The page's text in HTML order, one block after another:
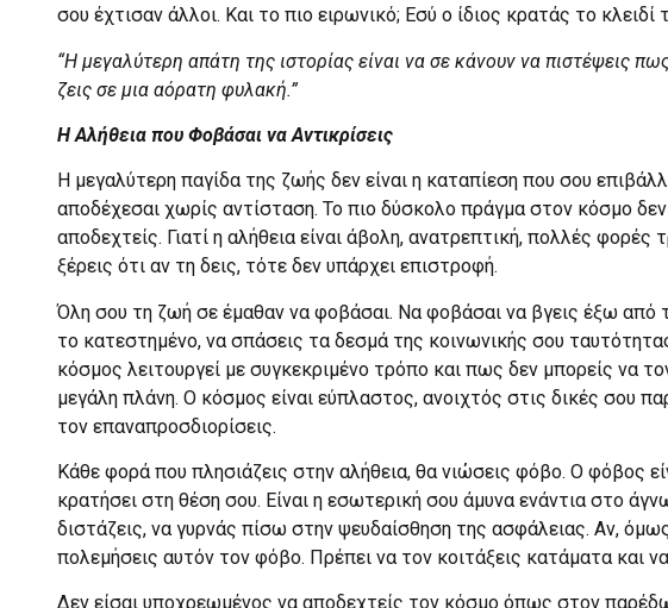
σου έχτισαν άλλοι. Και το πιο ειρωνικό; Εσύ ο ίδιος κρατάς το κλειδί
“Η μεγαλύτερη απάτη της ιστορίας είναι να σε κάνουν να πιστέψεις
ζεις σε μια αόρατη φυλακή.”
Η Αλήθεια που Φοβάσαι να Αντικρίσεις
Η μεγαλύτερη παγίδα της ζωής δεν είναι η καταπίεση που σου
αποδέχεσαι χωρίς αντίσταση. Το πιο δύσκολο πράγμα στον κόσμο δεν
αποδεχτείς. Γιατί η αλήθεια είναι άβολη, ανατρεπτική, πολλές φορές
ξέρεις ότι αν τη δεις, τότε δεν υπάρχει επιστροφή.
Όλη σου τη ζωή σε έμαθαν να φοβάσαι. Να φοβάσαι να βγεις έξω από
το κατεστημένο, να σπάσεις τα δεσμά της κοινωνικής σου
κόσμος λειτουργεί με συγκεκριμένο τρόπο και πως δεν μπορείς να
μεγάλη πλάνη. Ο κόσμος είναι εύπλαστος, ανοιχτός στις δικές σου
τον επαναπροσδιορίσεις.
Κάθε φορά που πλησιάζεις στην αλήθεια, θα νιώσεις φόβο. Ο φόβος
κρατήσει στη θέση σου. Είναι η εσωτερική σου άμυνα ενάντια στο
διστάζεις, να γυρνάς πίσω στην ψευδαίσθηση της ασφάλειας. Αν,
πολεμήσεις αυτόν τον φόβο. Πρέπει να τον κοιτάξεις κατάματα και
Δεν είσαι υποχρεωμένος να αποδεχτείς τον κόσμο όπως στον